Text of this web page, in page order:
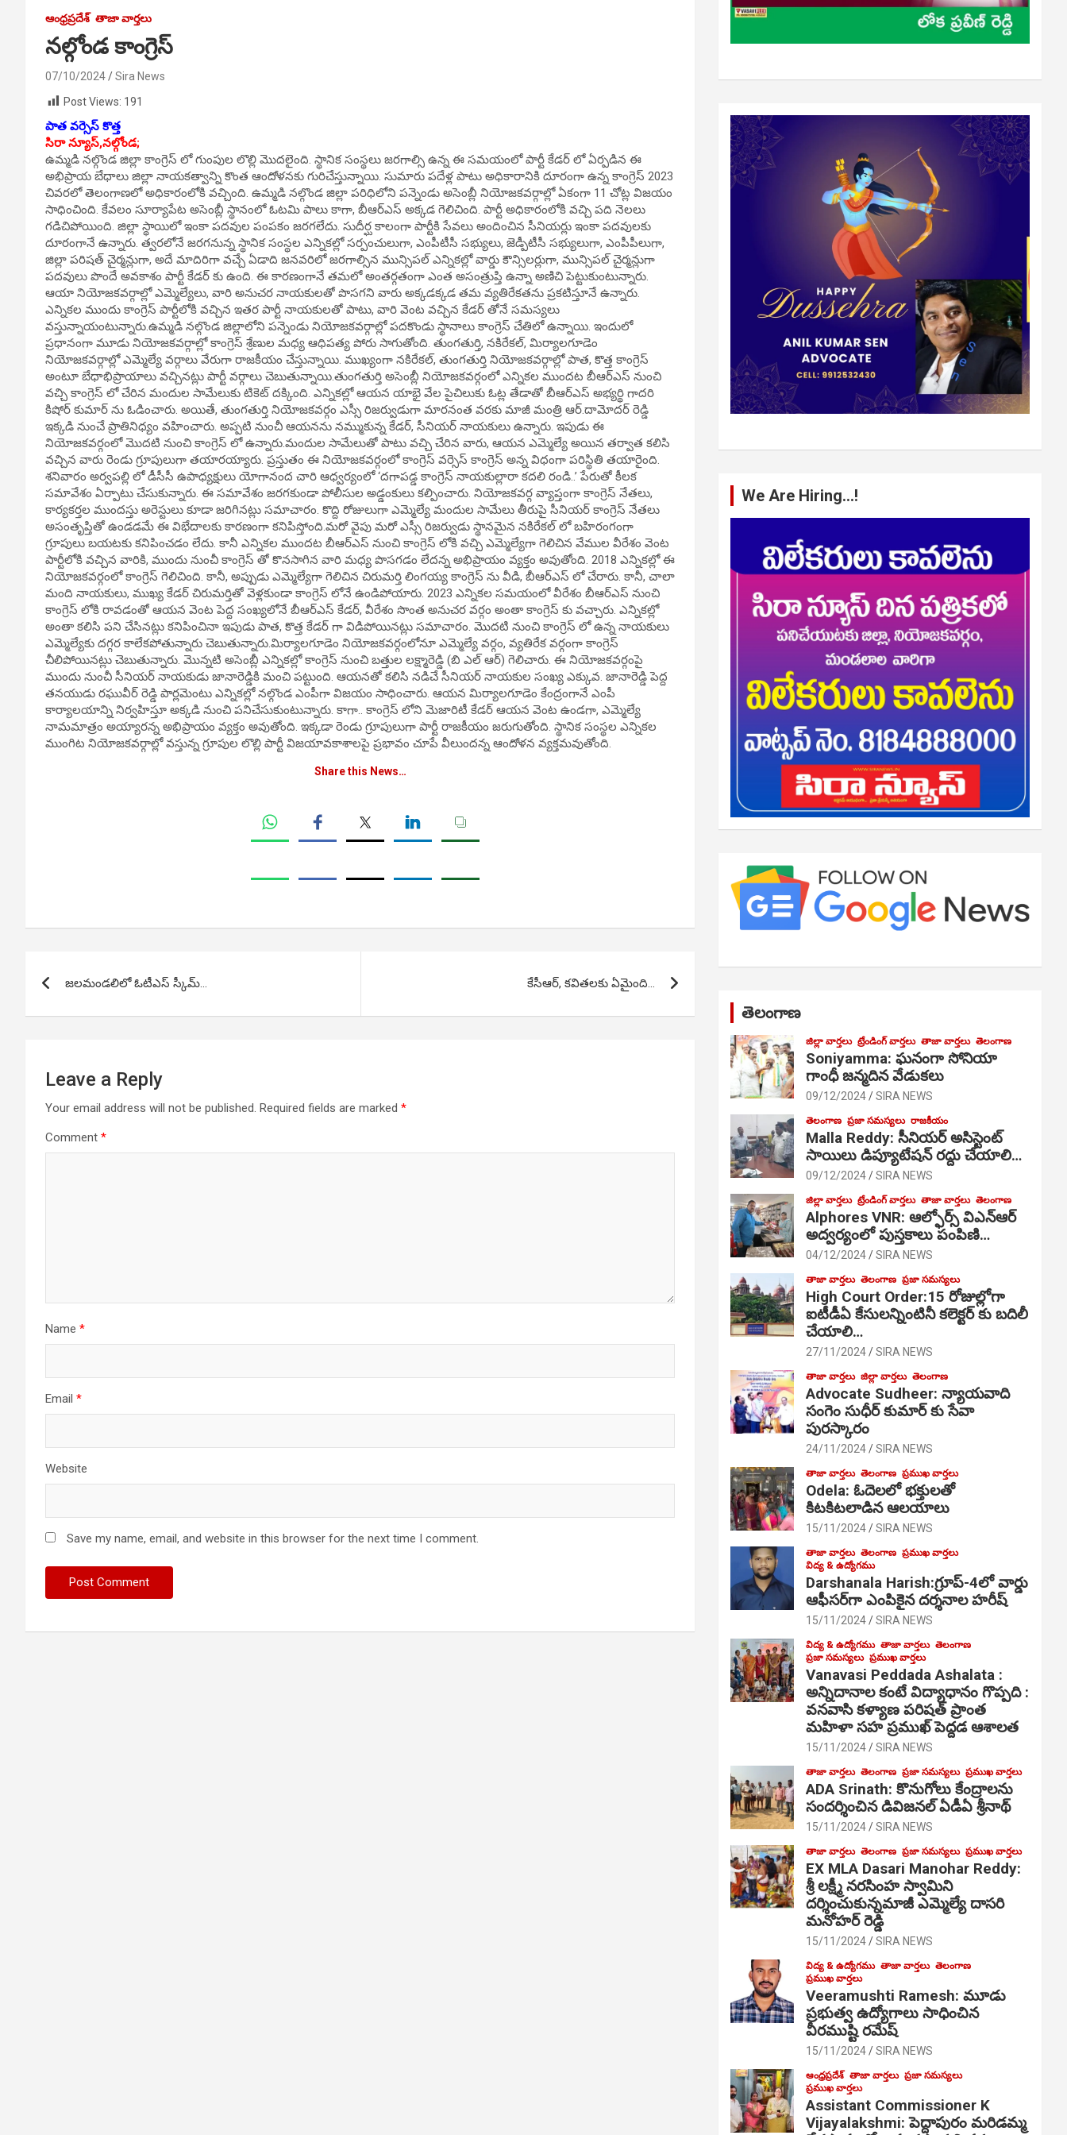
ఆంధ్రప్రదేశ్ తాజా వార్తలు
నల్గోండ కాంగ్రెస్
07/10/2024
Sira News
Post Views: 191
పాత వర్సెస్ కొత్త
సిరా న్యూస్,నల్గోండ;
ఉమ్మడి నల్గొండ జిల్లా కాంగ్రెస్ లో గుంపుల లొల్లి మొదలైంది. స్థానిక సంస్థలు జరగాల్సి ఉన్న ఈ సమయంలో పార్టీ కేడర్ లో ఏర్పడిన ఈ
అభిప్రాయ బేధాలు జిల్లా నాయకత్వాన్ని కొంత ఆందోళనకు గురిచేస్తున్నాయి. సుమారు పదేళ్ల పాటు అధికారానికి దూరంగా ఉన్న కాంగ్రెస్ 2023
చివరలో తెలంగాణలో అధికారంలోకి వచ్చింది. ఉమ్మడి నల్గొండ జిల్లా పరిధిలోని పన్నెండు అసెంబ్లీ నియోజకవర్గాల్లో ఏకంగా 11 చోట్ల విజయం
సాధించింది. కేవలం సూర్యాపేట అసెంబ్లీ స్థానంలో ఓటమి పాలు కాగా, బీఆర్ఎస్ అక్కడ గెలిచింది. పార్టీ అధికారంలోకి వచ్చి పది నెలలు
గడిచిపోయింది. జిల్లా స్థాయిలో ఇంకా పదవుల పంపకం జరగలేదు. సుదీర్ఘ కాలంగా పార్టీకి సేవలు అందించిన సీనియర్లు ఇంకా పదవులకు
దూరంగానే ఉన్నారు. త్వరలోనే జరగనున్న స్థానిక సంస్థల ఎన్నికల్లో సర్పంచులుగా, ఎంపీటీసీ సభ్యులు, జెడ్పీటీసీ సభ్యులుగా, ఎంపీపీలుగా,
జిల్లా పరిషత్ చైర్మన్లుగా, అదే మాదిరిగా వచ్చే ఏడాది జనవరిలో జరగాల్సిన మున్సిపల్ ఎన్నికల్లో వార్డు కౌన్సిలర్లుగా, మున్సిపల్ చైర్మన్లుగా
పదవులు పొందే అవకాశం పార్టీ కేడర్ కు ఉంది. ఈ కారణంగానే తమలో అంతర్గతంగా ఎంత అసంత్రుప్తి ఉన్నా అణిచి పెట్టుకుంటున్నారు.
ఆయా నియోజకవర్గాల్లో ఎమ్మెల్యేలు, వారి అనుచర నాయకులతో పొసగని వారు అక్కడక్కడ తమ వ్యతిరేకతను ప్రకటిస్తూనే ఉన్నారు.
ఎన్నికల ముందు కాంగ్రెస్ పార్టీలోకి వచ్చిన ఇతర పార్టీ నాయకులతో పాటు, వారి వెంట వచ్చిన కేడర్ తోనే సమస్యలు
వస్తున్నాయంటున్నారు.ఉమ్మడి నల్గొండ జిల్లాలోని పన్నెండు నియోజకవర్గాల్లో పదకొండు స్థానాలు కాంగ్రెస్ చేతిలో ఉన్నాయి. ఇందులో
ప్రధానంగా మూడు నియోజకవర్గాల్లో కాంగ్రెస్ శ్రేణుల మధ్య ఆధిపత్య పోరు సాగుతోంది. తుంగతుర్తి, నకిరేకల్, మిర్యాలగూడెం
నియోజకవర్గాల్లో ఎమ్మెల్యే వర్గాలు వేరుగా రాజకీయం చేస్తున్నాయి. ముఖ్యంగా నకిరేకల్, తుంగతుర్తి నియోజకవర్గాల్లో పాత, కొత్త కాంగ్రెస్
అంటూ బేధాభిప్రాయాలు వచ్చినట్లు పార్టీ వర్గాలు చెబుతున్నాయి.తుంగతుర్తి అసెంబ్లీ నియోజకవర్గంలో ఎన్నికల ముందట బీఆర్ఎస్ నుంచి
వచ్చి కాంగ్రెస్ లో చేరిన మందుల సామేలుకు టికెట్ దక్కింది. ఎన్నికల్లో ఆయన యాభై వేల పైచిలుకు ఓట్ల తేడాతో బీఆర్ఎస్ అభ్యర్థి గాదరి
కిషోర్ కుమార్ ను ఓడించారు. అయితే, తుంగతుర్తి నియోజకవర్గం ఎస్సీ రిజర్వుడుగా మారనంత వరకు మాజీ మంత్రి ఆర్.దామోదర్ రెడ్డి
ఇక్కడి నుంచే ప్రాతినిధ్యం వహించారు. అప్పటి నుంచీ ఆయనను నమ్ముకున్న కేడర్, సీనియర్ నాయకులు ఉన్నారు. ఇపుడు ఈ
నియోజకవర్గంలో మొదటి నుంచి కాంగ్రెస్ లో ఉన్నారు.మందుల సామేలుతో పాటు వచ్చి చేరిన వారు, ఆయన ఎమ్మెల్యే అయిన తర్వాత కలిసి
వచ్చిన వారు రెండు గ్రూపులుగా తయారయ్యారు. ప్రస్తుతం ఈ నియోజకవర్గంలో కాంగ్రెస్ వర్సెస్ కాంగ్రెస్ అన్న విధంగా పరిస్థితి తయారైంది.
శనివారం అర్వపల్లి లో డీసీసీ ఉపాధ్యక్షులు యోగానంద చారి ఆధ్వర్యంలో ‘దగాపడ్డ కాంగ్రెస్ నాయకుల్లారా కదలి రండి..’ పేరుతో కీలక
సమావేశం ఏర్పాటు చేసుకున్నారు. ఈ సమావేశం జరగకుండా పోలీసుల అడ్డంకులు కల్పించారు. నియోజకవర్గ వ్యాప్తంగా కాంగ్రెస్ నేతలు,
కార్యకర్తల ముందస్తు అరెస్టులు కూడా జరిగినట్లు సమాచారం. కొద్ది రోజులుగా ఎమ్మెల్యే మందుల సామేలు తీరుపై సీనియర్ కాంగ్రెస్ నేతలు
అసంతృప్తితో ఉండడమే ఈ విభేదాలకు కారణంగా కనిపిస్తోంది.మరో వైపు మరో ఎస్సీ రిజర్వుడు స్థానమైన నకిరేకల్ లో బహిరంగంగా
గ్రూపులు బయటకు కనిపించడం లేదు. కానీ ఎన్నికల ముందట బీఆర్ఎస్ నుంచి కాంగ్రెస్ లోకి వచ్చి ఎమ్మెల్యేగా గెలిచిన వేముల వీరేశం వెంట
పార్టీలోకి వచ్చిన వారికి, ముందు నుంచీ కాంగ్రెస్ తో కొనసాగిన వారి మధ్య పొసగడం లేదన్న అభిప్రాయం వ్యక్తం అవుతోంది. 2018 ఎన్నికల్లో ఈ
నియోజకవర్గంలో కాంగ్రెస్ గెలిచింది. కానీ, అప్పుడు ఎమ్మెల్యేగా గెలిచిన చిరుమర్తి లింగయ్య కాంగ్రెస్ ను వీడి, బీఆర్ఎస్ లో చేరారు. కానీ, చాలా
మంది నాయకులు, ముఖ్య కేడర్ చిరుమర్తితో వెళ్లకుండా కాంగ్రెస్ లోనే ఉండిపోయారు. 2023 ఎన్నికల సమయంలో వీరేశం బీఆర్ఎస్ నుంచి
కాంగ్రెస్ లోకి రావడంతో ఆయన వెంట పెద్ద సంఖ్యలోనే బీఆర్ఎస్ కేడర్, వీరేశం సొంత అనుచర వర్గం అంతా కాంగ్రెస్ కు వచ్చారు. ఎన్నికల్లో
అంతా కలిసి పని చేసినట్లు కనిపించినా ఇపుడు పాత, కొత్త కేడర్ గా విడిపోయినట్లు సమాచారం. మొదటి నుంచి కాంగ్రెస్ లో ఉన్న నాయకులు
ఎమ్మెల్యేకు దగ్గర కాలేకపోతున్నారు చెబుతున్నారు.మిర్యాలగూడెం నియోజకవర్గంలోనూ ఎమ్మెల్యే వర్గం, వ్యతిరేక వర్గంగా కాంగ్రెస్
చీలిపోయినట్లు చెబుతున్నారు. మొన్నటి అసెంబ్లీ ఎన్నికల్లో కాంగ్రెస్ నుంచి బత్తుల లక్ష్మారెడ్డి (బి ఎల్ ఆర్) గెలిచారు. ఈ నియోజకవర్గంపై
ముందు నుంచీ సీనియర్ నాయకుడు జానారెడ్డికి మంచి పట్టుంది. ఆయనతో కలిసి నడిచే సీనియర్ నాయకుల సంఖ్య ఎక్కువ. జానారెడ్డి పెద్ద
తనయుడు రఘువీర్ రెడ్డి పార్లమెంటు ఎన్నికల్లో నల్గొండ ఎంపీగా విజయం సాధించారు. ఆయన మిర్యాలగూడెం కేంద్రంగానే ఎంపీ
కార్యాలయాన్ని నిర్వహిస్తూ అక్కడి నుంచి పనిచేసుకుంటున్నారు. కాగా.. కాంగ్రెస్ లోని మెజారిటీ కేడర్ ఆయన వెంట ఉండగా, ఎమ్మెల్యే
నామమాత్రం అయ్యారన్న అభిప్రాయం వ్యక్తం అవుతోంది. ఇక్కడా రెండు గ్రూపులుగా పార్టీ రాజకీయం జరుగుతోంది. స్థానిక సంస్థల ఎన్నికల
ముంగిట నియోజకవర్గాల్లో వస్తున్న గ్రూపుల లొల్లి పార్టీ విజయావకాశాలపై ప్రభావం చూపే వీలుందన్న ఆందోళన వ్యక్తమవుతోంది.
Share this News…
navigation
జలమండలిలో ఓటీఎస్ స్కీమ్… కేసీఆర్, కవితలకు ఏమైంది…
Leave a Reply
Your email address will not be published. Required fields are marked *
Comment *
Name *
Email *
Website
Save my name, email, and website in this browser for the next time I comment.
We Are Hiring…!
తెలంగాణ
జిల్లా వార్తలు ట్రేండింగ్ వార్తలు తాజా వార్తలు తెలంగాణ
Soniyamma: ఘ‌నంగా సోనియా
గాంధీ జ‌న్మ‌దిన వేడుక‌లు
09/12/2024 SIRA NEWS
తెలంగాణ ప్రజా సమస్యలు రాజకీయం
Malla Reddy: సీనియర్ అసిస్టెంట్
సాయిలు డిప్యూటేషన్ రద్దు చేయాలి…
09/12/2024 SIRA NEWS
జిల్లా వార్తలు ట్రేండింగ్ వార్తలు తాజా వార్తలు తెలంగాణ
Alphores VNR: ఆల్ఫోర్స్ విఎన్ఆర్
అద్వర్యంలో పుస్తకాలు పంపిణి…
04/12/2024 SIRA NEWS
తాజా వార్తలు తెలంగాణ ప్రజా సమస్యలు
High Court Order:15 రోజుల్లోగా
ఐటీడీఏ కేసులన్నింటినీ కలెక్టర్ కు బదిలీ
చేయాలి…
27/11/2024 SIRA NEWS
తాజా వార్తలు జిల్లా వార్తలు తెలంగాణ
Advocate Sudheer: న్యాయవాది
సంగెం సుధీర్ కుమార్ కు సేవా
పురస్కారం
24/11/2024 SIRA NEWS
తాజా వార్తలు తెలంగాణ ప్రముఖ వార్తలు
Odela: ఓదెల‌లో భక్తులతో
కిటకిటలాడిన ఆల‌యాలు
15/11/2024 SIRA NEWS
తాజా వార్తలు తెలంగాణ ప్రముఖ వార్తలు
విద్య & ఉద్యోగము
Darshanala Harish:గ్రూప్-4లో వార్డు
ఆఫీసర్‌గా ఎంపికైన దర్శనాల హరీష్
15/11/2024 SIRA NEWS
విద్య & ఉద్యోగము తాజా వార్తలు తెలంగాణ
ప్రజా సమస్యలు ప్రముఖ వార్తలు
Vanavasi Peddada Ashalata :
అన్నిదానాల కంటే విద్యాధానం గొప్పది :
వనవాసి కళ్యాణ పరిషత్ ప్రాంత
మహిళా సహ ప్రముఖ్ పెద్దడ ఆశాలత
15/11/2024 SIRA NEWS
తాజా వార్తలు తెలంగాణ ప్రజా సమస్యలు ప్రముఖ వార్తలు
ADA Srinath: కొనుగోలు కేంద్రాల‌ను
సంద‌ర్శించిన డివిజనల్ ఏడీఏ శ్రీనాథ్
15/11/2024 SIRA NEWS
తాజా వార్తలు తెలంగాణ ప్రజా సమస్యలు ప్రముఖ వార్తలు
EX MLA Dasari Manohar Reddy:
శ్రీ లక్ష్మీ నరసింహ స్వామిని
దర్శించుకున్నమాజీ ఎమ్మెల్యే దాసరి
మనోహర్ రెడ్డి
15/11/2024 SIRA NEWS
విద్య & ఉద్యోగము తాజా వార్తలు తెలంగాణ
ప్రముఖ వార్తలు
Veeramushti Ramesh: మూడు
ప్రభుత్వ ఉద్యోగాలు సాధించిన
వీరముష్టి రమేష్
15/11/2024 SIRA NEWS
ఆంధ్రప్రదేశ్ తాజా వార్తలు ప్రజా సమస్యలు
ప్రముఖ వార్తలు
Assistant Commissioner K
Vijayalakshmi: పెద్దాపురం మరిడమ్మ